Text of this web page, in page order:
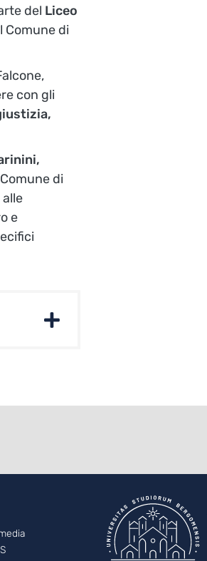
del Liceo
Comune di
con gli
di
e
3